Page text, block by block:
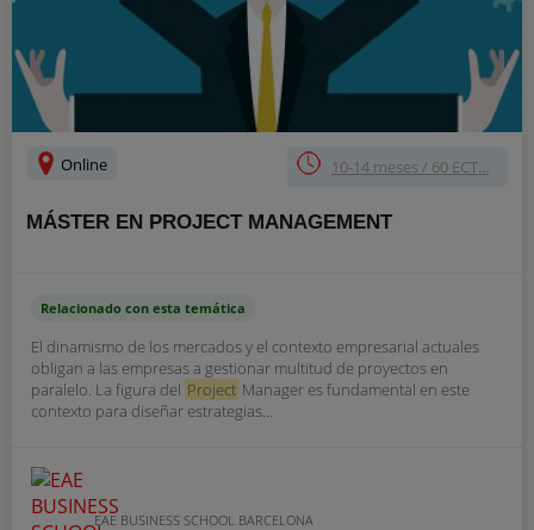
Online 10-14 meses / 60 ECT...
MÁSTER EN PROJECT MANAGEMENT
Relacionado con esta temática
El dinamismo de los mercados y el contexto empresarial actuales
obligan a las empresas a gestionar multitud de proyectos en
paralelo. La figura del Project Manager es fundamental en este
contexto para diseñar estrategias...
EAE BUSINESS SCHOOL BARCELONA